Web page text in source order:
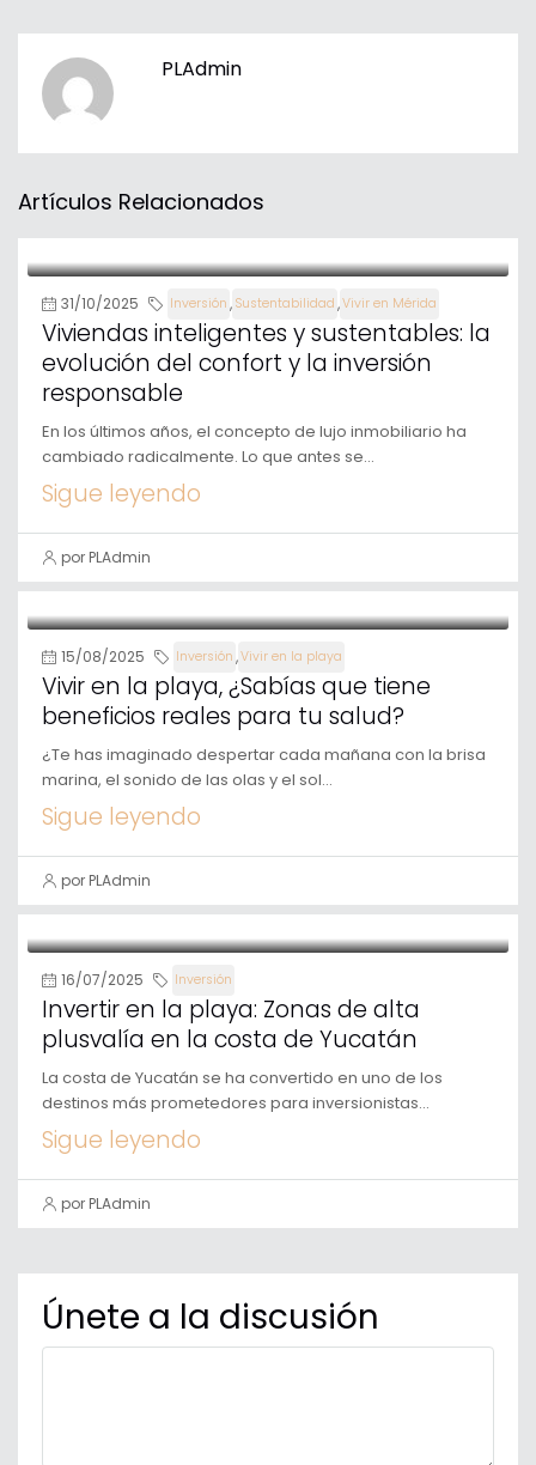
PLAdmin
Artículos Relacionados
31/10/2025 Inversión , Sustentabilidad ,Vivir en Mérida
Viviendas inteligentes y sustentables: la
evolución del confort y la inversión
responsable
En los últimos años, el concepto de lujo inmobiliario ha
cambiado radicalmente. Lo que antes se...
Sigue leyendo
por PLAdmin
15/08/2025 Inversión ,Vivir en la playa
Vivir en la playa, ¿Sabías que tiene
beneficios reales para tu salud?
¿Te has imaginado despertar cada mañana con la brisa
marina, el sonido de las olas y el sol...
Sigue leyendo
por PLAdmin
16/07/2025 Inversión
Invertir en la playa: Zonas de alta
plusvalía en la costa de Yucatán
La costa de Yucatán se ha convertido en uno de los
destinos más prometedores para inversionistas...
Sigue leyendo
por PLAdmin
Únete a la discusión